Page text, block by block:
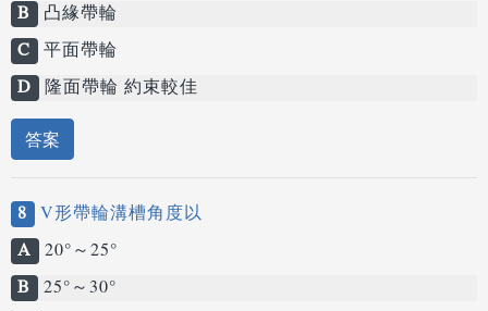
B
凸緣帶輪
C 平面帶輪
D 隆面帶輪 約束較佳
答案
8 V形帶輪溝槽角度以
A 20°～25°
B 25°～30°